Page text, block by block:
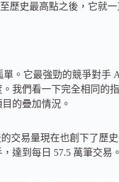
歷史最高點之後，它就
單。它最強勁的競爭對手
我們看一下完全相同的
的疊加情況。
交易量現在也創下了歷
，達到每日 57.5 萬筆交易。